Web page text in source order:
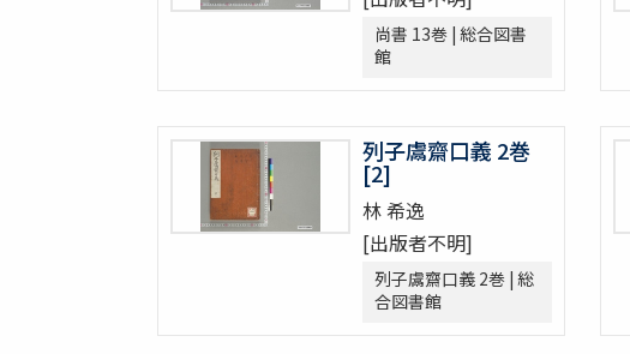
倭意三百首
愚管鈔 7巻
尚書 13巻
懐風藻
摩訶般若波羅蜜經 30巻 (存5巻)
信長記 15巻
尚書 13巻 | 総合図書
館
列子鬳齋口義 2巻
[2]
林 希逸
[出版者不明]
列子鬳齋口義 2巻 | 総
合図書館